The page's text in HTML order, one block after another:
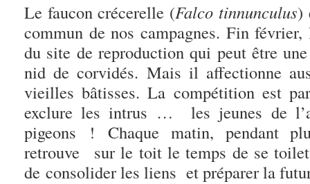
Le faucon crécerelle (Falco tinnunculus)
commun de nos campagnes. Fin
du site de reproduction qui peut être
nid de corvidés. Mais il affectionne
vieilles bâtisses. La compétition est
exclure les intrus … les jeunes de
pigeons ! Chaque matin, pendant
retrouve sur le toit le temps de se
de consolider les liens et préparer la